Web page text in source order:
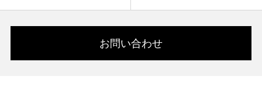
お問い合わせ